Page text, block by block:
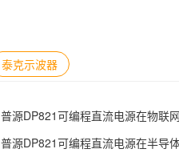
泰克示波器
普源DP821可编程直流电源在物联
普源DP821可编程直流电源在半导